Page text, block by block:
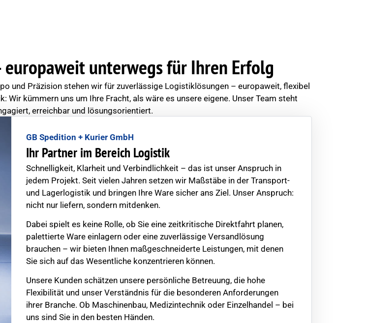
unterwegs für Ihren Erfolg
und Präzision stehen wir für zuverlässige Logistiklösungen – europaweit, flexibel
kümmern uns um Ihre Fracht, als wäre es unsere eigene. Unser Team steht
erreichbar und lösungsorientiert.
GB Spedition + Kurier GmbH
Ihr Partner im Bereich Logistik
Schnelligkeit, Klarheit und Verbindlichkeit – das ist unser Anspruch in
jedem Projekt. Seit vielen Jahren setzen wir Maßstäbe in der Transport-
und Lagerlogistik und bringen Ihre Ware sicher ans Ziel. Unser Anspruch:
nicht nur liefern, sondern mitdenken.
Dabei spielt es keine Rolle, ob Sie eine zeitkritische Direktfahrt planen,
palettierte Ware einlagern oder eine zuverlässige Versandlösung
brauchen – wir bieten Ihnen maßgeschneiderte Leistungen, mit denen
Sie sich auf das Wesentliche konzentrieren können.
Unsere Kunden schätzen unsere persönliche Betreuung, die hohe
Flexibilität und unser Verständnis für die besonderen Anforderungen
ihrer Branche. Ob Maschinenbau, Medizintechnik oder Einzelhandel – bei
uns sind Sie in den besten Händen.